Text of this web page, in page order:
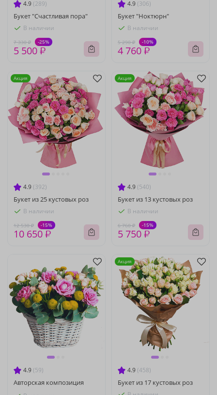
4.9 (289)
Букет "Счастливая пора"
В наличии
7 330 ₽ -25%
5 500 ₽
4.9 (306)
Букет "Ноктюрн"
В наличии
5 290 ₽ -10%
4 760 ₽
4.9 (392)
Букет из 25 кустовых роз
В наличии
12 530 ₽ -15%
10 650 ₽
Акция
4.9 (540)
Букет из 13 кустовых роз
В наличии
6 760 ₽ -15%
5 750 ₽
Акция
4.9 (59)
Авторская композиция
4.9 (458)
Букет из 17 кустовых роз
Акция